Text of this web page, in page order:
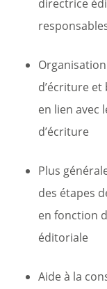
directrice
d’écriture
en lien avec
d’écriture
Plus
des étapes
en fonction
éditoriale
Aide à la